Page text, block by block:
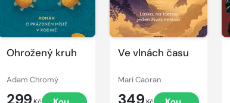
Ohrožený kruh
Adam Chromý
299
Ve vlnách času
Mari Caoran
349